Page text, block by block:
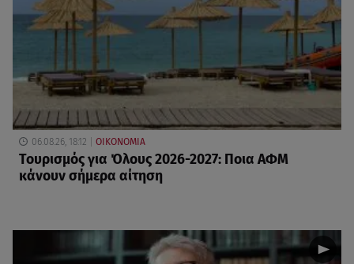
06.08.26, 18:12 ΟΙΚΟΝΟΜΙΑ
Τουρισμός για Όλους 2026-2027: Ποια ΑΦΜ
κάνουν σήμερα αίτηση